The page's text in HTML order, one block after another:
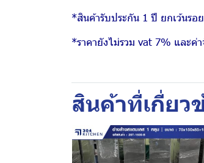
*สินค้ารับประกัน 1 ปี ยกเว้นรอ
*ราคายังไม่รวม vat 7% และค่
สินค้าที่เกี่ยว